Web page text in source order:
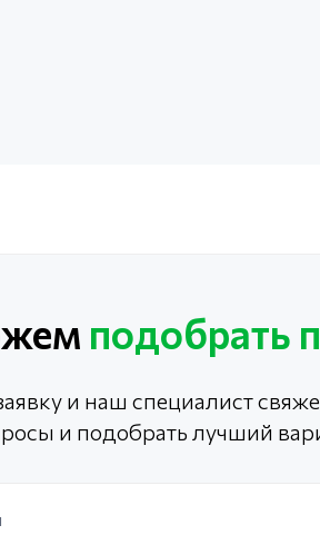
подобрать
и наш специалист
и подобрать лучший